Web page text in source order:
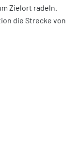
Zielort radeln.
die Strecke von